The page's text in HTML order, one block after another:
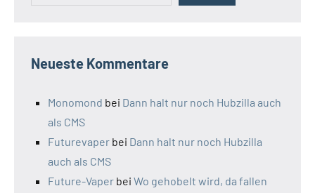
Neueste Kommentare
Monomond bei Dann halt nur noch Hubzilla auch
als CMS
Futurevaper bei Dann halt nur noch Hubzilla
auch als CMS
Future-Vaper bei Wo gehobelt wird, da fallen